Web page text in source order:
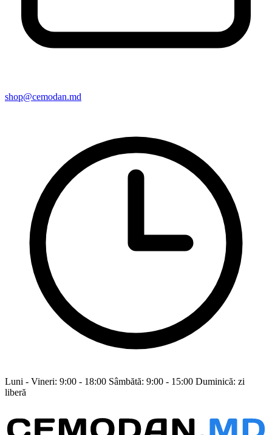
shop@cemodan.md
Luni - Vineri: 9:00 - 18:00 Sâmbătă: 9:00 - 15:00 Duminică: zi
liberă